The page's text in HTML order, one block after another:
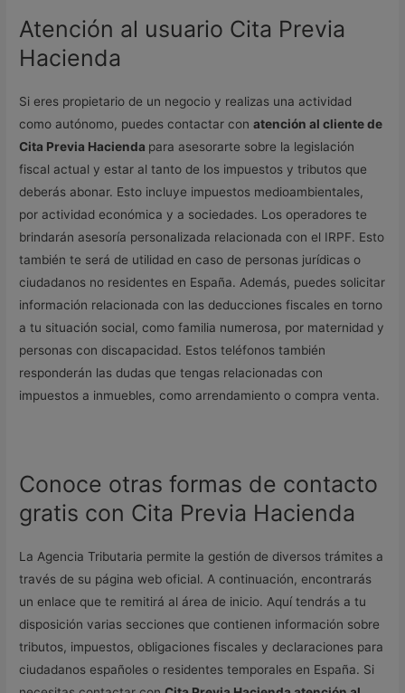
Atención al usuario Cita Previa
Hacienda
Si eres propietario de un negocio y realizas una actividad
como autónomo, puedes contactar conatención al cliente de
Cita Previa Hacienda para asesorarte sobre la legislación
fiscal actual y estar al tanto de los impuestos y tributos que
deberás abonar. Esto incluye impuestos medioambientales,
por actividad económica y a sociedades. Los operadores te
brindarán asesoría personalizada relacionada con el IRPF. Esto
también te será de utilidad en caso de personas jurídicas o
ciudadanos no residentes en España. Además, puedes solicitar
información relacionada con las deducciones fiscales en torno
a tu situación social, como familia numerosa, por maternidad y
personas con discapacidad. Estos teléfonos también
responderán las dudas que tengas relacionadas con
impuestos a inmuebles, como arrendamiento o compra venta.
Conoce otras formas de contacto
gratis con Cita Previa Hacienda
La Agencia Tributaria permite la gestión de diversos trámites a
través de su página web oficial. A continuación, encontrarás
un enlace que te remitirá al área de inicio. Aquí tendrás a tu
disposición varias secciones que contienen información sobre
tributos, impuestos, obligaciones fiscales y declaraciones para
ciudadanos españoles o residentes temporales en España. Si